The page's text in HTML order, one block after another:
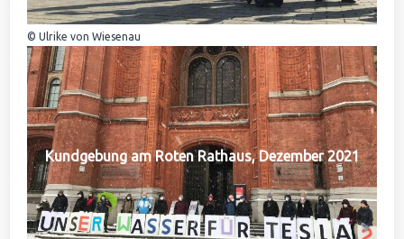
© Ulrike von Wiesenau
Kundgebung am Roten Rathaus, Dezember 2021